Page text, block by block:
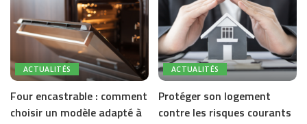
ACTUALITÉS
Four encastrable : comment
choisir un modèle adapté à
ACTUALITÉS
Protéger son logement
contre les risques courants